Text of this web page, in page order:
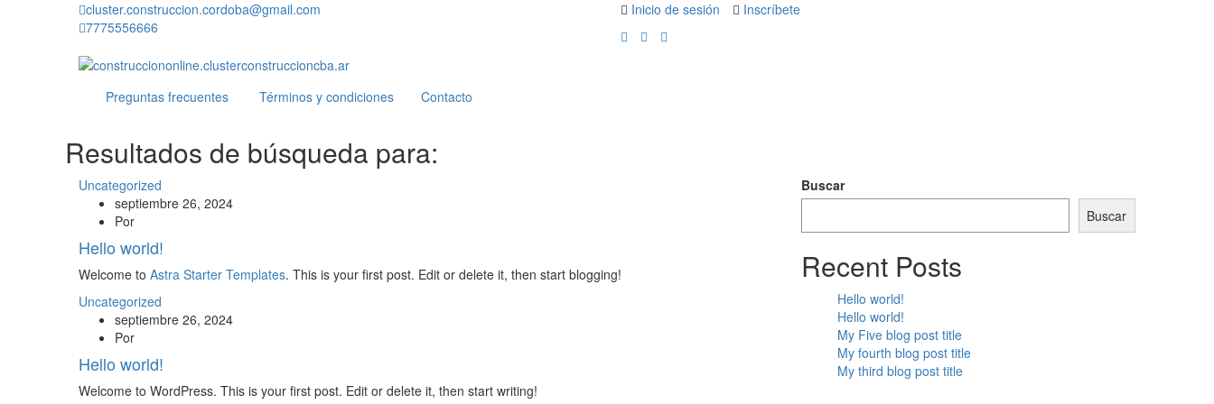
cluster.construccion.cordoba@gmail.com
7775556666
Inicio de sesión Inscríbete
Preguntas frecuentes Términos y condiciones Contacto
Resultados de búsqueda para:
Uncategorized
septiembre 26, 2024
Por
Hello world!
Welcome to Astra Starter Templates. This is your first post. Edit or delete it, then start blogging!
Uncategorized
septiembre 26, 2024
Por
Hello world!
Welcome to WordPress. This is your first post. Edit or delete it, then start writing!
Buscar
Buscar
Recent Posts
Hello world!
Hello world!
My Five blog post title
My fourth blog post title
My third blog post title